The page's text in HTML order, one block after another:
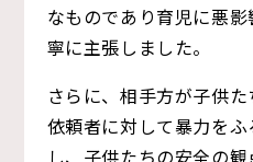
なものであり育児に悪
寧に主張しました。
さらに、相手方が子供
依頼者に対して暴力を
し、子供たちの安全の